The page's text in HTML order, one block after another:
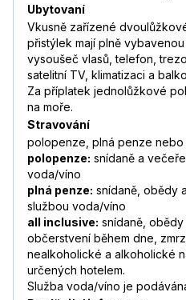
Ubytovaní
Vkusně zařízené
přistýlek mají plně
vysoušeč vlasů, telefon,
satelitní TV, klimatizaci a
Za příplatek jednolůžkové
na moře.
Stravování
polopenze, plná penze nebo
polopenze: snídaně a
voda/víno
plná penze: snídaně, obědy
službou voda/víno
all inclusive: snídaně,
občerstvení během dne,
nealkoholické a alkoholické
určených hotelem.
Služba voda/víno je